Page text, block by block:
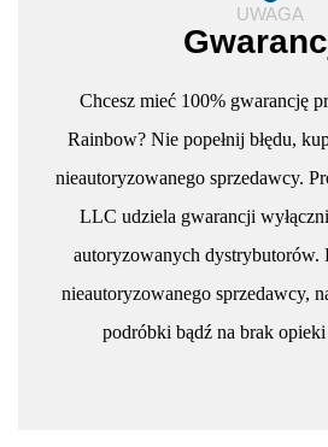
UWAGA
Chcesz mieć 100% gwarancję
Rainbow? Nie popełnij błędu,
nieautoryzowanego sprzedawcy.
LLC udziela gwarancji
autoryzowanych dystrybutorów.
nieautoryzowanego sprzedawcy,
podróbki bądź na brak